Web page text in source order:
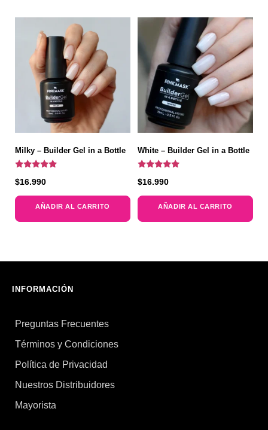
Milky – Builder Gel in a Bottle
con
de 5
$16.990
AÑADIR AL CARRITO
White – Builder Gel in a Bottle
con
de 5
$16.990
AÑADIR AL CARRITO
INFORMACIÓN
Preguntas Frecuentes
Términos y Condiciones
Política de Privacidad
Nuestros Distribuidores
Mayorista